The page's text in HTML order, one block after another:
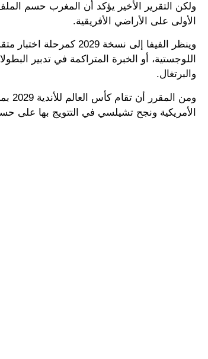
الأولى على الأراضي الأفريقية.
وينظر الفيفا إلى
والبرتغال.
الأمريكية ونجح تشيلسي في التتويج بها على